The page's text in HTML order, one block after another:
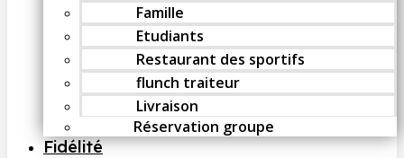
Famille
Etudiants
Restaurant des sportifs
flunch traiteur
Livraison
Réservation groupe
Fidélité